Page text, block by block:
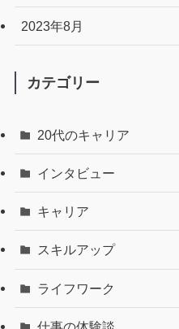
2023年8月
カテゴリー
20代のキャリア
インタビュー
キャリア
スキルアップ
ライフワーク